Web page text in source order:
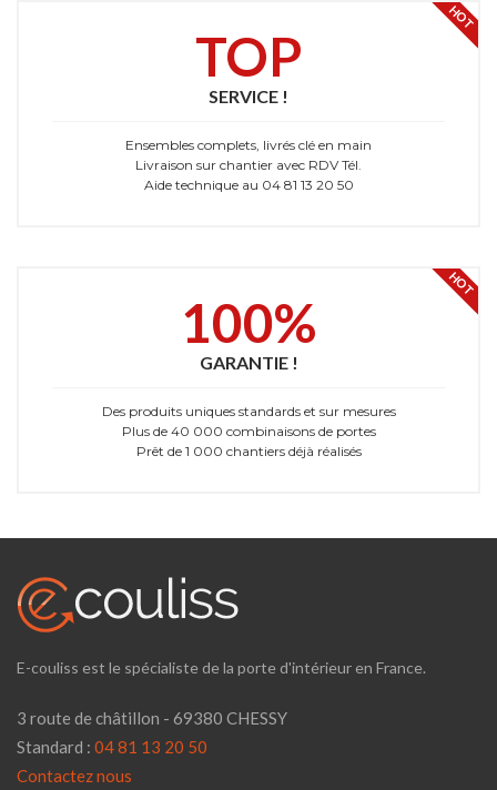
HOT
TOP
SERVICE !
Ensembles complets, livrés clé en main
Livraison sur chantier avec RDV Tél.
Aide technique au 04 81 13 20 50
HOT
100%
GARANTIE !
Des produits uniques standards et sur mesures
Plus de 40 000 combinaisons de portes
Prêt de 1 000 chantiers déjà réalisés
E-couliss est le spécialiste de la porte d'intérieur en France.
3 route de châtillon - 69380 CHESSY
Standard : 04 81 13 20 50
Contactez nous